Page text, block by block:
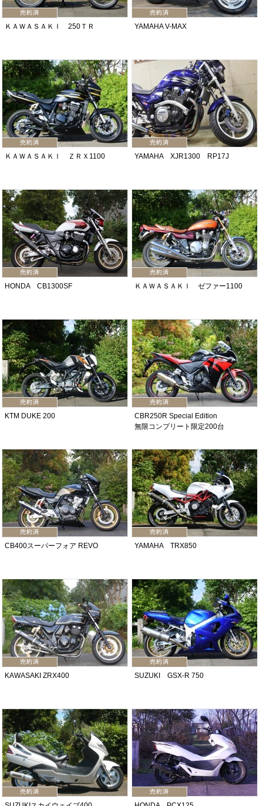
ＫＡＷＡＳＡＫＩ 250ＴＲ YAMAHA V-MAX
ＫＡＷＡＳＡＫＩ ＺＲＸ1100 YAMAHA XJR1300 RP17J
HONDA CB1300SF ＫＡＷＡＳＡＫＩ ゼファー1100
KTM DUKE 200
CBR250R Special Edition
無限コンプリート限定200台
CB400スーパーフォア REVO YAMAHA TRX850
KAWASAKI ZRX400 SUZUKI GSX-R 750